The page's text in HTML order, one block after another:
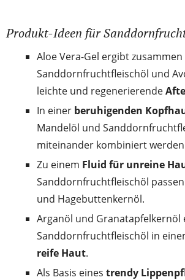
Produkt-Ideen für
Aloe Vera-Gel ergibt
Sanddornfruchtfleischöl und
leichte und regenerierende
In einer beruhigenden
Mandelöl und
miteinander kombiniert
Zu einem Fluid für unreine
Sanddornfruchtfleischöl
und Hagebuttenkernöl.
Arganöl und Granatapfelkernöl
Sanddornfruchtfleischöl in
reife Haut.
Als Basis eines trendy